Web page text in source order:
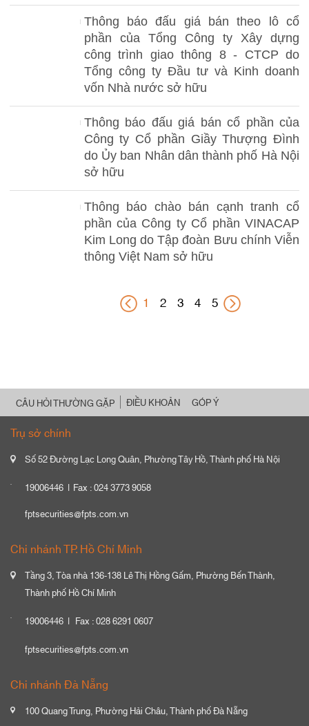
Thông báo đấu giá bán theo lô cổ
phần của Tổng Công ty Xây dựng
công trình giao thông 8 - CTCP do
Tổng công ty Đầu tư và Kinh doanh
vốn Nhà nước sở hữu
Thông báo đấu giá bán cổ phần của
Công ty Cổ phần Giầy Thượng Đình
do Ủy ban Nhân dân thành phố Hà Nội
sở hữu
Thông báo chào bán cạnh tranh cổ
phần của Công ty Cổ phần VINACAP
Kim Long do Tập đoàn Bưu chính Viễn
thông Việt Nam sở hữu
1 2 3 4 5
CÂU HỎI THƯỜNG GẶP ĐIỀU KHOẢN GÓP Ý
Trụ sở chính
Số 52 Đường Lạc Long Quân, Phường Tây Hồ, Thành phố Hà Nội
19006446
Fax : 024 3773 9058
fptsecurities@fpts.com.vn
Chi nhánh TP. Hồ Chí Minh
Tầng 3, Tòa nhà 136-138 Lê Thị Hồng Gấm, Phường Bến Thành,
Thành phố Hồ Chí Minh
19006446
Fax : 028 6291 0607
fptsecurities@fpts.com.vn
Chi nhánh Đà Nẵng
100 Quang Trung, Phường Hải Châu, Thành phố Đà Nẵng